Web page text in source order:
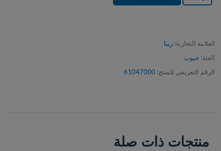
العلامة التجارية: زينا
الفئة: حبوب
الرقم التعريفي للمنتج: 61047000
منتجات ذات صلة